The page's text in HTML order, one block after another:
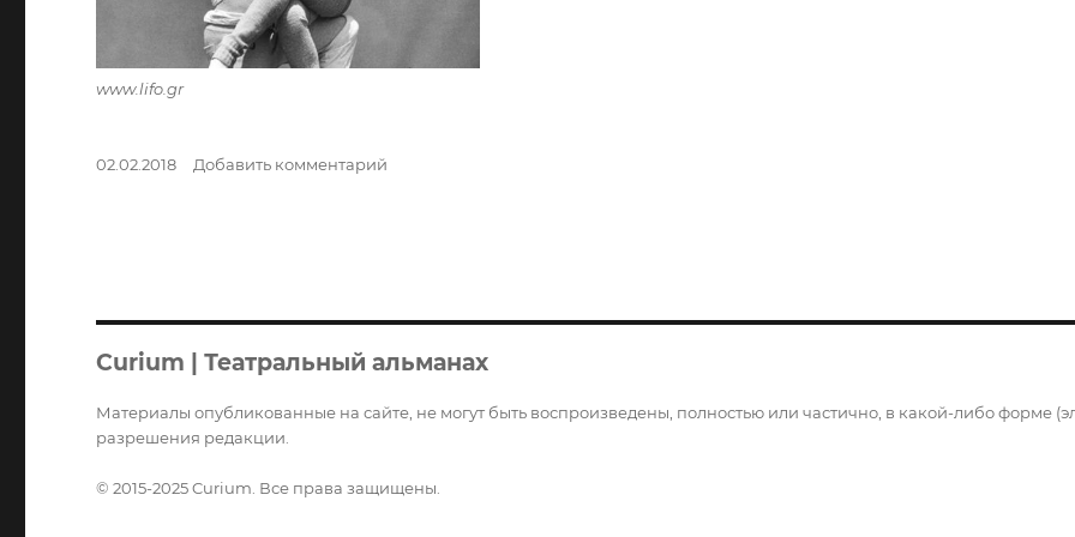
www.lifo.gr
Опубликовано
02.02.2018 Добавить комментарий
Curium | Театральный альманах
Материалы опубликованные на сайте, не могут быть воспроизведены, полностью или частично, в какой-либо форме
разрешения редакции.
© 2015-2025 Curium. Все права защищены.